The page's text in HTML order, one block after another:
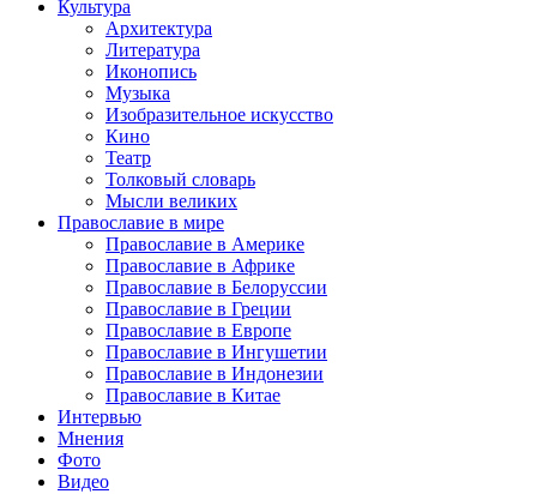
Культура
Архитектура
Литература
Иконопись
Музыка
Изобразительное искусство
Кино
Театр
Толковый словарь
Мысли великих
Православие в мире
Православие в Америке
Православие в Африке
Православие в Белоруссии
Православие в Греции
Православие в Европе
Православие в Ингушетии
Православие в Индонезии
Православие в Китае
Интервью
Мнения
Фото
Видео